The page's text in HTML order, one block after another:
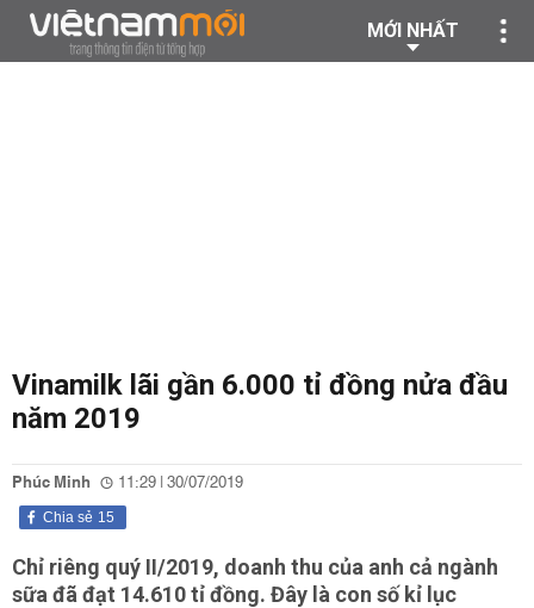
MỚI NHẤT
Vinamilk lãi gần 6.000 tỉ đồng nửa đầu
năm 2019
Phúc Minh 11:29 | 30/07/2019
15
Chia sẻ
Chỉ riêng quý II/2019, doanh thu của anh cả ngành
sữa đã đạt 14.610 tỉ đồng. Đây là con số kỉ lục